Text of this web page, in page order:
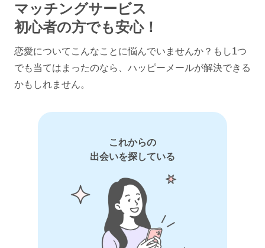
マッチングサービス
初心者の方でも安心！
恋愛についてこんなことに悩んでいませんか？ もし1つ
でも当てはまったのなら、ハッピーメールが解決できる
かもしれません。
これからの
出会いを探している